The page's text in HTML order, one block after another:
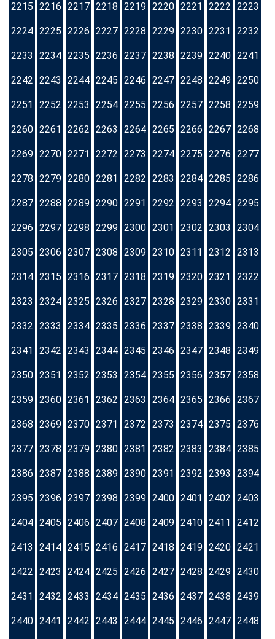
2215 2216 2217 2218 2219 2220 2221 2222 2223
2224 2225 2226 2227 2228 2229 2230 2231 2232
2233 2234 2235 2236 2237 2238 2239 2240 2241
2242 2243 2244 2245 2246 2247 2248 2249 2250
2251 2252 2253 2254 2255 2256 2257 2258 2259
2260 2261 2262 2263 2264 2265 2266 2267 2268
2269 2270 2271 2272 2273 2274 2275 2276 2277
2278 2279 2280 2281 2282 2283 2284 2285 2286
2287 2288 2289 2290 2291 2292 2293 2294 2295
2296 2297 2298 2299 2300 2301 2302 2303 2304
2305 2306 2307 2308 2309 2310 2311 2312 2313
2314 2315 2316 2317 2318 2319 2320 2321 2322
2323 2324 2325 2326 2327 2328 2329 2330 2331
2332 2333 2334 2335 2336 2337 2338 2339 2340
2341 2342 2343 2344 2345 2346 2347 2348 2349
2350 2351 2352 2353 2354 2355 2356 2357 2358
2359 2360 2361 2362 2363 2364 2365 2366 2367
2368 2369 2370 2371 2372 2373 2374 2375 2376
2377 2378 2379 2380 2381 2382 2383 2384 2385
2386 2387 2388 2389 2390 2391 2392 2393 2394
2395 2396 2397 2398 2399 2400 2401 2402 2403
2404 2405 2406 2407 2408 2409 2410 2411 2412
2413 2414 2415 2416 2417 2418 2419 2420 2421
2422 2423 2424 2425 2426 2427 2428 2429 2430
2431 2432 2433 2434 2435 2436 2437 2438 2439
2440 2441 2442 2443 2444 2445 2446 2447 2448